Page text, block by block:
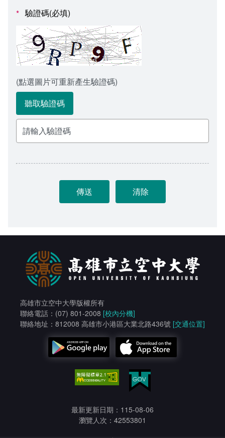
人事室
諮詢信箱進度查詢
* 驗證碼(必填)
(點選圖片可重新產生驗證碼)
聽取驗證碼
高雄市立空中大學版權所有
聯絡電話：(07) 801-2008 [校內分機]
聯絡地址：812008 高雄市小港區大業北路436號 [交通位置]
最新更新日期：115-08-06
瀏覽人次：42553801